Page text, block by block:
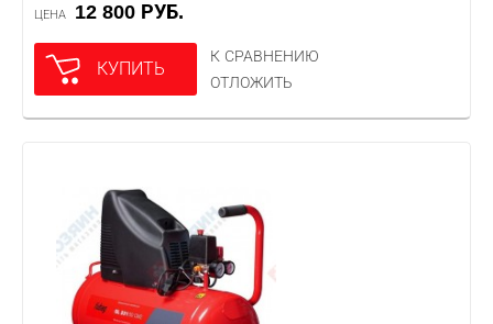
ЦЕНА 12 800 РУБ.
КУПИТЬ
К СРАВНЕНИЮ
ОТЛОЖИТЬ